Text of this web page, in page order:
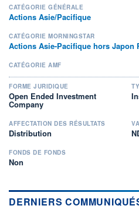
CATÉGORIE GÉNÉRALE
Actions Asie/Pacifique
CATÉGORIE MORNINGSTAR
Actions Asie-Pacifique hors Japon
CATÉGORIE AMF
FORME JURIDIQUE
Open Ended Investment
Company
AFFECTATION DES RÉSULTATS
Distribution
FONDS DE FONDS
Non
DERNIERS